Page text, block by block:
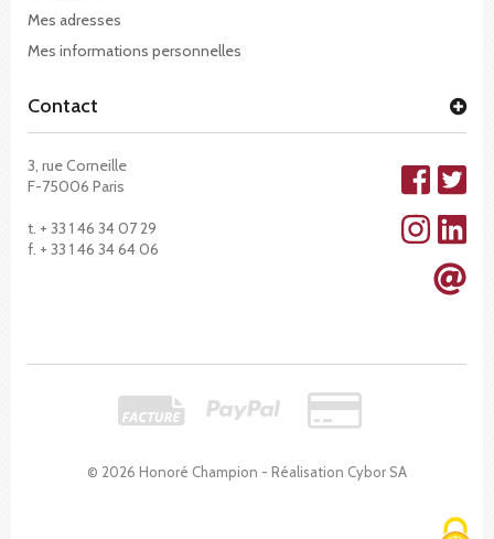
© 2026 Honoré Champion - Réalisation Cybor SA
Mes adresses
Mes informations personnelles
Contact
3, rue Corneille
F-75006 Paris
t. + 33 1 46 34 07 29
f. + 33 1 46 34 64 06